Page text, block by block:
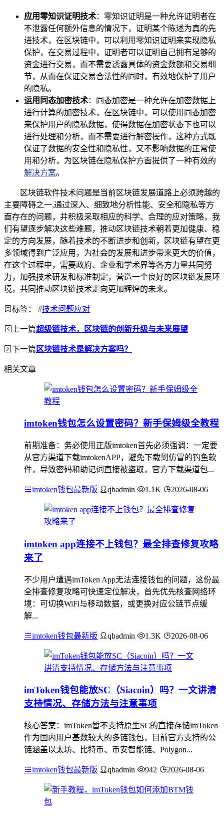
应用零知识证明技术：零知识证明是一种允许证明者在
不泄露任何额外信息的情况下，证明某个陈述为真的先
进技术，在区块链中，可以利用零知识证明来实现隐私
保护，在交易过程中，证明者可以证明自己拥有足够的
资金进行交易，而不需要透露具体的资金数额和交易细
节，从而在保证交易合法性的同时，有效地保护了用户
的隐私。
运用同态加密技术：同态加密是一种允许在加密数据上
进行计算的加密技术，在区块链中，可以使用同态加密
来保护用户的隐私数据，使得数据在加密状态下也可以
进行处理和分析，而不需要进行解密操作，这种方式既
保证了数据的安全性和隐私性，又不影响数据的正常使
用和分析，为区块链在隐私保护方面提供了一种有效的
解决方案。
区块链软件技术问题是当前区块链发展道路上必须跨越的
主要障碍之一,通过深入、细致地分析性能、安全和隐私等方
面存在的问题，并积极采取相应的科学、合理的应对策略，我
们有望逐步解决这些难题，推动区块链技术朝着更加健康、稳
定的方向发展，随着技术的不断进步和创新，区块链有望在更
多领域得到广泛应用，为社会的发展和进步带来更大的价值，
在这个过程中，需要政府、企业和学术界等各方力量共同努
力，加强技术研发和标准制定，营造一个良好的区块链发展环
境，共同推动区块链技术走向更加辉煌的未来。
标签： #技术问题应对
上一篇超级链技术，区块链的创新升级与未来展望
下一篇 区块链技术是解决方案吗？
相关文章
imtoken钱包怎么设置密码？新手保姆级全教程
前期准备：务必使用正版imtoken首先必须强调：一定要
从官方渠道下载imtokenAPP，避免下载到仿冒的钓鱼软
件，导致密码和助记词直接被盗取，官方下载渠道包...
imtoken钱包最新版 qbadmin 1.1K 2026-08-06
imtoken app连接不上钱包？最全排查修复攻略
来了
不少用户遭遇imToken App无法连接钱包的问题，这份最
全排查修复攻略可快速定位解决，首先优先核查网络环
境：可切换WiFi与移动数据，或更换对应公链节点缓
解...
imtoken钱包最新版 qbadmin 1.3K 2026-08-06
imToken钱包能放SC（Siacoin）吗？一文讲清
支持情况、存储方法与注意事项
核心答案：imToken暂不支持原生SC的直接存储imToken
作为国内用户基数较大的多链钱包，目前官方支持的公
链涵盖以太坊、比特币、币安智能链、Polygon...
imtoken钱包最新版 qbadmin 942 2026-08-06